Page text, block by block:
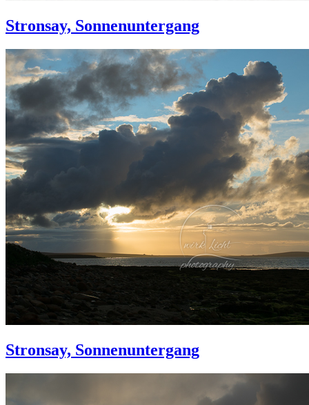
Stronsay, Sonnenuntergang
Stronsay, Sonnenuntergang